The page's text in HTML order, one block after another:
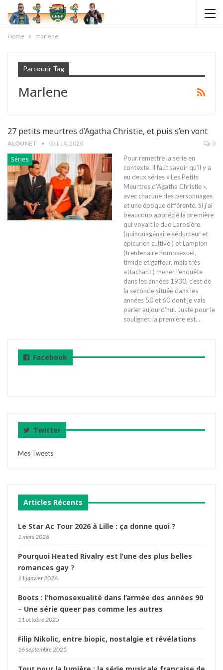
Home marlene
Parcourir Tag
Marlene
27 petits meurtres d’Agatha Christie, et puis s’en vont
ALOUNET Oct 14, 2020 0
Séries
Pour remettre la série en
contexte, il faut savoir qu’il y a
eu deux séries « Les Petits
Meurtres d’Agatha Christie »,
avec chacune des personnages
et une époque différente. Si j’ai
beaucoup apprécié la première
qui voyait le duo Larosière
(quinquagénaire séducteur et
épicurien cultivé ) et Lampion
(trentenaire homosexuel,
timide et gaffeur, mais très
attachant ) mener l’enquête
dans les années 1930, c’est de
la seconde située dans les
années 50 et 60 dont je vais
parler aujourd’hui. Juste pour le
souligner, la première est…
Facebook
Twitter
Mes Tweets
Articles Récents
Le Star Ac Tour 2026 à Lille : ça donne quoi ?
1 mars 2026
Pourquoi Heated Rivalry est l’une des plus belles
romances gay ?
11 janvier 2026
Boots : l’homosexualité dans l’armée des années 90
– Une série queer pas comme les autres
11 octobre 2025
Filip Nikolic, entre biopic, nostalgie et révélations
16 septembre 2025